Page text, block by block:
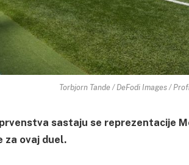
Torbjorn Tande / DeFodi Images /
sastaju se reprezentacije
za ovaj duel.